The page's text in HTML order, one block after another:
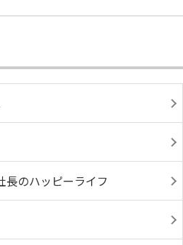
長のハッピーライフ